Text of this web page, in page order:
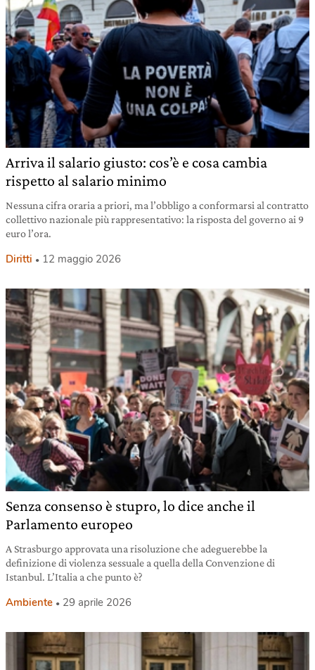
Arriva il salario giusto: cos’è e cosa cambia
rispetto al salario minimo
Nessuna cifra oraria a priori, ma l’obbligo a conformarsi al contratto
collettivo nazionale più rappresentativo: la risposta del governo ai 9
euro l’ora.
Diritti 12 maggio 2026
Senza consenso è stupro, lo dice anche il
Parlamento europeo
A Strasburgo approvata una risoluzione che adeguerebbe la
definizione di violenza sessuale a quella della Convenzione di
Istanbul. L’Italia a che punto è?
Ambiente 29 aprile 2026